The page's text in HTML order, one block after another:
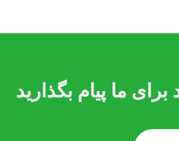
ما پیام بگذارید